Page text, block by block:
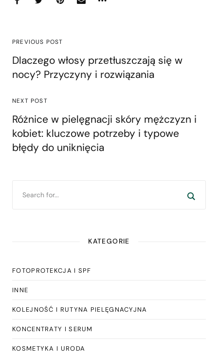
PREVIOUS POST
Dlaczego włosy przetłuszczają się w
nocy? Przyczyny i rozwiązania
NEXT POST
Różnice w pielęgnacji skóry mężczyzn i
kobiet: kluczowe potrzeby i typowe
błędy do uniknięcia
KATEGORIE
FOTOPROTEKCJA I SPF
INNE
KOLEJNOŚĆ I RUTYNA PIELĘGNACYJNA
KONCENTRATY I SERUM
KOSMETYKA I URODA